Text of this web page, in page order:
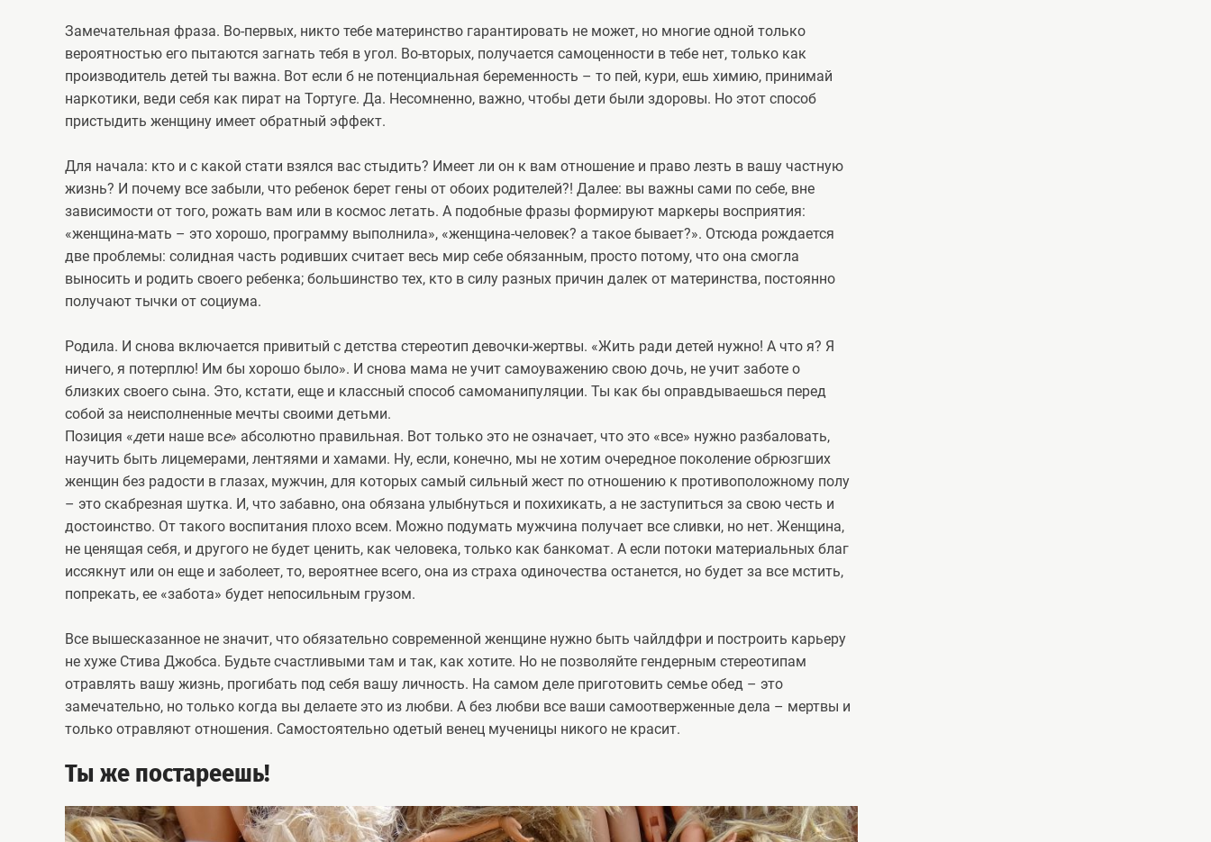
Замечательная фраза. Во-первых, никто тебе материнство гарантировать не может, но многие одной только
вероятностью его пытаются загнать тебя в угол. Во-вторых, получается самоценности в тебе нет, только как
производитель детей ты важна. Вот если б не потенциальная беременность – то пей, кури, ешь химию, принимай
наркотики, веди себя как пират на Тортуге. Да. Несомненно, важно, чтобы дети были здоровы. Но этот способ
пристыдить женщину имеет обратный эффект.
Для начала: кто и с какой стати взялся вас стыдить? Имеет ли он к вам отношение и право лезть в вашу частную
жизнь? И почему все забыли, что ребенок берет гены от обоих родителей?! Далее: вы важны сами по себе, вне
зависимости от того, рожать вам или в космос летать. А подобные фразы формируют маркеры восприятия:
«женщина-мать – это хорошо, программу выполнила», «женщина-человек? а такое бывает?». Отсюда рождается
две проблемы: солидная часть родивших считает весь мир себе обязанным, просто потому, что она смогла
выносить и родить своего ребенка; большинство тех, кто в силу разных причин далек от материнства, постоянно
получают тычки от социума.
Родила. И снова включается привитый с детства стереотип девочки-жертвы. «Жить ради детей нужно! А что я? Я
ничего, я потерплю! Им бы хорошо было». И снова мама не учит самоуважению свою дочь, не учит заботе о
близких своего сына. Это, кстати, еще и классный способ самоманипуляции. Ты как бы оправдываешься перед
собой за неисполненные мечты своими детьми.
Позиция «дети наше все» абсолютно правильная. Вот только это не означает, что это «все» нужно разбаловать,
научить быть лицемерами, лентяями и хамами. Ну, если, конечно, мы не хотим очередное поколение обрюзгших
женщин без радости в глазах, мужчин, для которых самый сильный жест по отношению к противоположному полу
– это скабрезная шутка. И, что забавно, она обязана улыбнуться и похихикать, а не заступиться за свою честь и
достоинство. От такого воспитания плохо всем. Можно подумать мужчина получает все сливки, но нет. Женщина,
не ценящая себя, и другого не будет ценить, как человека, только как банкомат. А если потоки материальных благ
иссякнут или он еще и заболеет, то, вероятнее всего, она из страха одиночества останется, но будет за все мстить,
попрекать, ее «забота» будет непосильным грузом.
Все вышесказанное не значит, что обязательно современной женщине нужно быть чайлдфри и построить карьеру
не хуже Стива Джобса. Будьте счастливыми там и так, как хотите. Но не позволяйте гендерным стереотипам
отравлять вашу жизнь, прогибать под себя вашу личность. На самом деле приготовить семье обед – это
замечательно, но только когда вы делаете это из любви. А без любви все ваши самоотверженные дела – мертвы и
только отравляют отношения. Самостоятельно одетый венец мученицы никого не красит.
Ты же постареешь!